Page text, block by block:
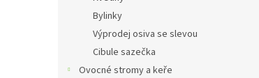
Bylinky
Výprodej osiva se slevou
Cibule sazečka
Ovocné stromy a keře